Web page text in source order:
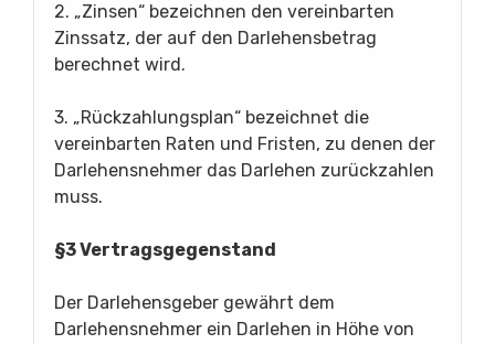
2. „Zinsen“ bezeichnen den vereinbarten
Zinssatz, der auf den Darlehensbetrag
berechnet wird.
3. „Rückzahlungsplan“ bezeichnet die
vereinbarten Raten und Fristen, zu denen der
Darlehensnehmer das Darlehen zurückzahlen
muss.
§3 Vertragsgegenstand
Der Darlehensgeber gewährt dem
Darlehensnehmer ein Darlehen in Höhe von